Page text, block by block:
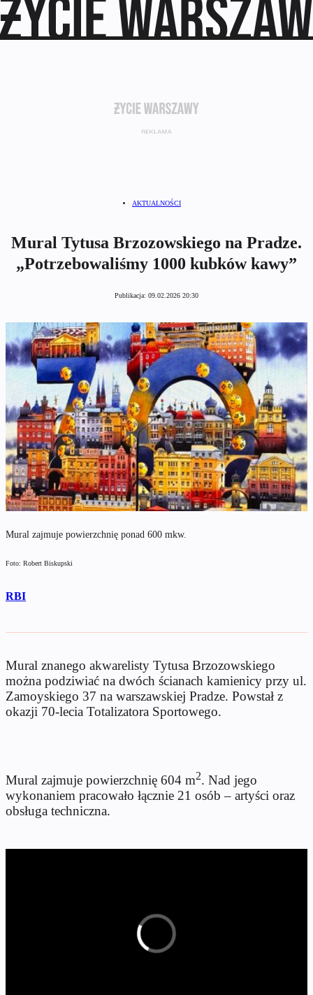
AKTUALNOŚCI
Mural Tytusa Brzozowskiego na Pradze.
„Potrzebowaliśmy 1000 kubków kawy”
Publikacja: 09.02.2026 20:30
Mural zajmuje powierzchnię ponad 600 mkw.
Foto: Robert Biskupski
RBI
Mural znanego akwarelisty Tytusa Brzozowskiego
można podziwiać na dwóch ścianach kamienicy przy ul.
Zamoyskiego 37 na warszawskiej Pradze. Powstał z
okazji 70-lecia Totalizatora Sportowego.
Mural zajmuje powierzchnię 604 m2. Nad jego
wykonaniem pracowało łącznie 21 osób – artyści oraz
obsługa techniczna.